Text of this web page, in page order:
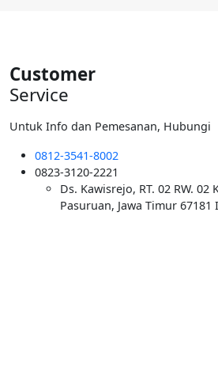
Customer
Service
Untuk Info dan Pemesanan, Hubungi
0812-3541-8002
0823-3120-2221
Ds. Kawisrejo, RT. 02 RW. 02
Pasuruan, Jawa Timur 67181